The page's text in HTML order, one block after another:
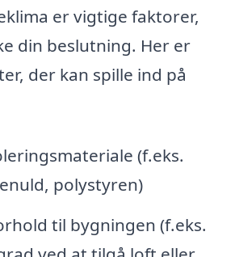
er vigtige faktorer,
din beslutning. Her er
der kan spille ind på
(f.eks.
polystyren)
til bygningen (f.eks.